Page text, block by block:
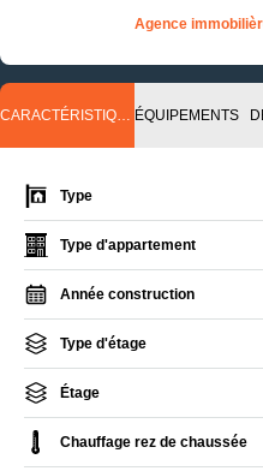
Agence
CARACTÉRISTIQUES ÉQUIPEMENTS
Type
Type d'appartement
Année construction
Type d'étage
Étage
Chauffage rez de chaussée